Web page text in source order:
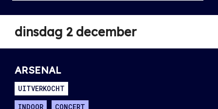
dinsdag 2 december
ARSENAL
UITVERKOCHT
INDOOR
CONCERT